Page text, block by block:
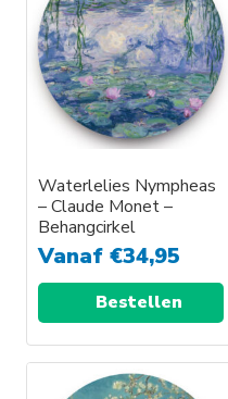
variaties.
Deze
optie
kan
gekozen
worden
de
productpagina
Waterlelies Nympheas
– Claude Monet –
Behangcirkel
Vanaf €34,95
Bestellen
Dit
product